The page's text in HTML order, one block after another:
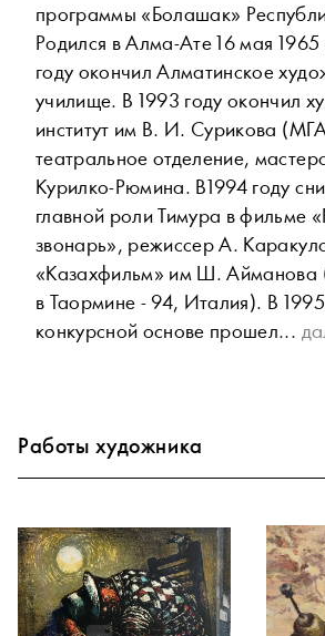
программы «Болашак»
Родился в Алма-Aте 16 мая 1965
году окончил Алматинское
училище. В 1993 году окончил
институт им В. И. Сурикова
театральное отделение,
Курилко-Рюмина. В1994 году
главной роли Тимура в фильме
звонарь», режиссер А.
«Казахфильм» им Ш.
в Таормине - 94, Италия). В 1995
конкурсной основе прошел...
Работы художника